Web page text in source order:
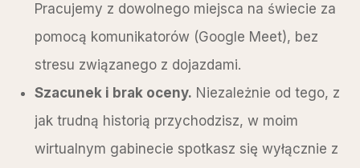
Pracujemy z dowolnego miejsca na świecie za
pomocą komunikatorów (Google Meet), bez
stresu związanego z dojazdami.
Szacunek i brak oceny. Niezależnie od tego, z
jak trudną historią przychodzisz, w moim
wirtualnym gabinecie spotkasz się wyłącznie z